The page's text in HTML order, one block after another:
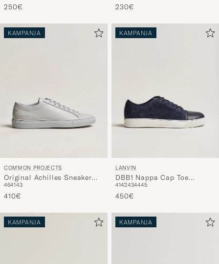
KAMPANJA
Original Achilles Sneaker
Grey
464143
KAMPANJA
DBB1 Nappa Cap Toe
Sneaker Navy
414243 4445
KAMPANJA KAMPANJA